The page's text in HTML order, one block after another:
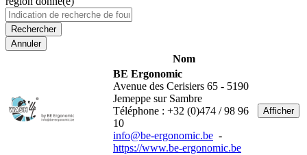
Annuler
Nom
BE Ergonomic
Avenue des Cerisiers 65 - 5190
Jemeppe sur Sambre
Téléphone : +32 (0)474 / 98 96
10
info@be-ergonomic.be -
https://www.be-ergonomic.be
Afficher